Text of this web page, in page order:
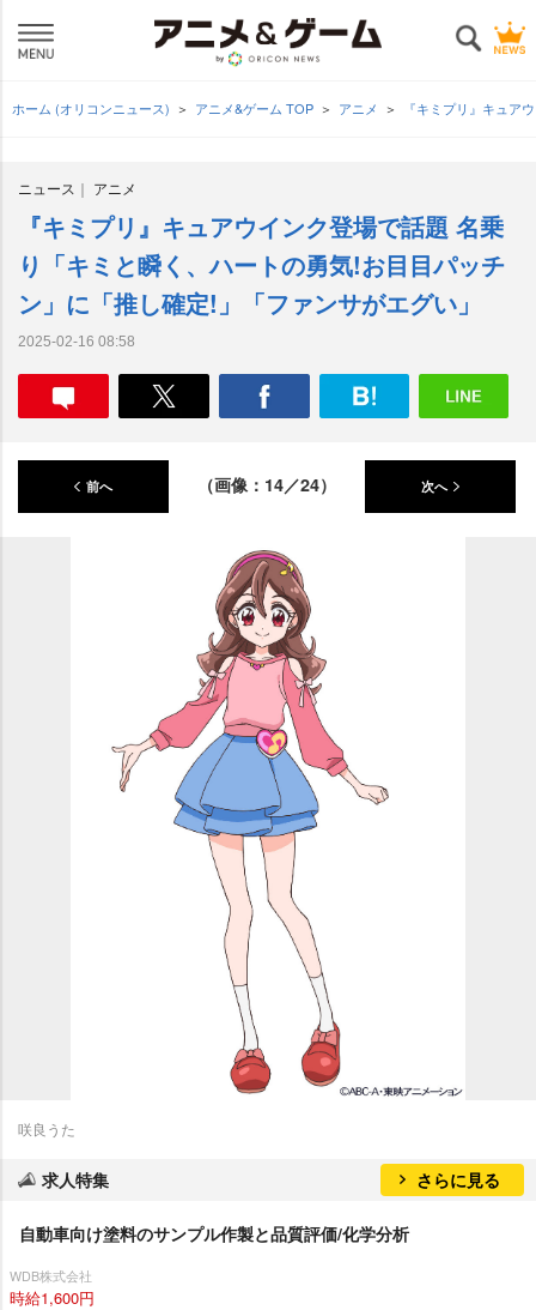
ホーム (オリコンニュース) アニメ&ゲーム TOP アニメ 『キミプリ』キュア
ニュース アニメ
『キミプリ』キュアウインク登場で話題 名乗
り「キミと瞬く、ハートの勇気!お目目パッチ
ン」に「推し確定!」「ファンサがエグい」
2025-02-16 08:58
前へ （画像：14／24） 次へ
咲良うた
求人特集 さらに見る
自動車向け塗料のサンプル作製と品質評価/化学分析
WDB株式会社
時給1,600円